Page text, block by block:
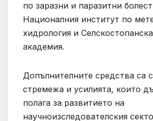
по заразни и паразитни
Националния институт по
хидрология и
академия.
Допълнителните средства са
стремежа и усилията, които
полага за развитието на
научноизследователския